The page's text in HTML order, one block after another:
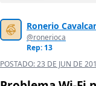
Ronerio
@ronerioca
Rep: 13
POSTADO:23 DE JUN DE